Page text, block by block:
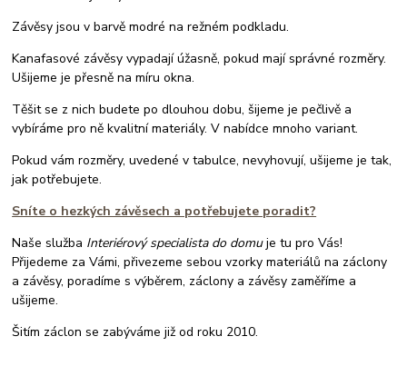
Závěsy jsou v barvě modré na režném podkladu.
Kanafasové závěsy vypadají úžasně, pokud mají správné rozměry.
Ušijeme je přesně na míru okna.
Těšit se z nich budete po dlouhou dobu, šijeme je pečlivě a
vybíráme pro ně kvalitní materiály. V nabídce mnoho variant.
Pokud vám rozměry, uvedené v tabulce, nevyhovují, ušijeme je tak,
jak potřebujete.
Sníte o hezkých závěsech a potřebujete poradit?
Naše služba Interiérový specialista do domuje tu pro Vás!
Přijedeme za Vámi, přivezeme sebou vzorky materiálů na záclony
a závěsy, poradíme s výběrem, záclony a závěsy zaměříme a
ušijeme.
Šitím záclon se zabýváme již od roku 2010.